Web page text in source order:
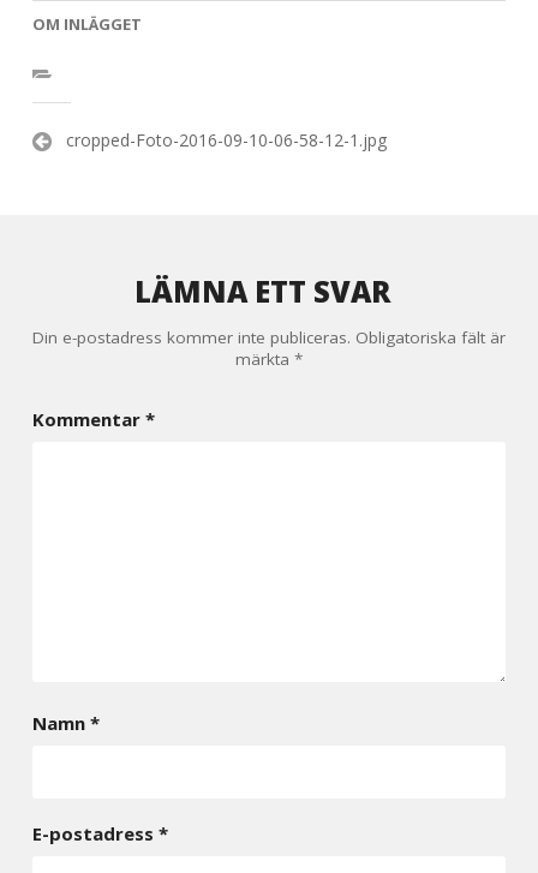
OM INLÄGGET
Inläggsnavigering
cropped-Foto-2016-09-10-06-58-12-1.jpg
LÄMNA ETT SVAR
Din e-postadress kommer inte publiceras. Obligatoriska fält är
märkta *
Kommentar *
Namn *
E-postadress *